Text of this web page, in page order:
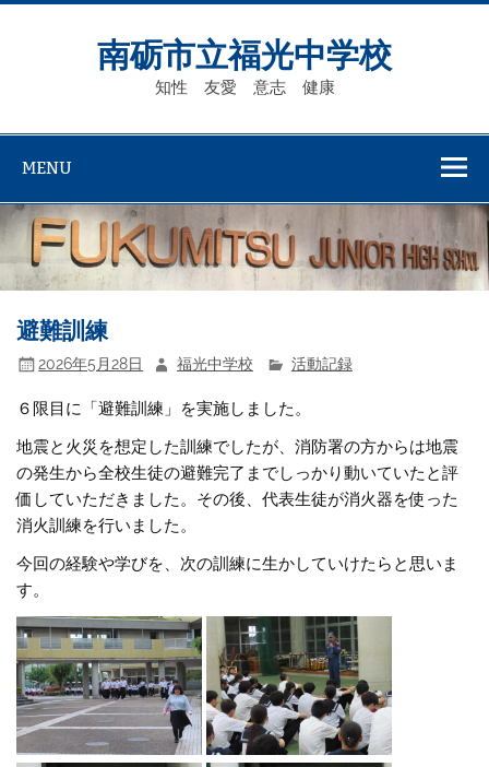
Skip
南砺市立福光中学校
知性 友愛 意志 健康
MENU
避難訓練
2026年5月28日 福光中学校 活動記録
６限目に「避難訓練」を実施しました。
地震と火災を想定した訓練でしたが、消防署の方からは地震
の発生から全校生徒の避難完了までしっかり動いていたと評
価していただきました。その後、代表生徒が消火器を使った
消火訓練を行いました。
今回の経験や学びを、次の訓練に生かしていけたらと思いま
す。